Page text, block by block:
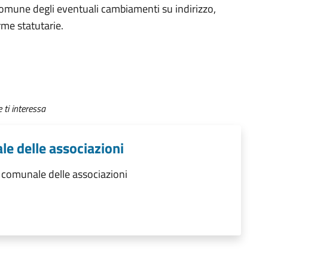
degli eventuali cambiamenti su indirizzo,
statutarie.
ti interessa
delle associazioni
delle associazioni